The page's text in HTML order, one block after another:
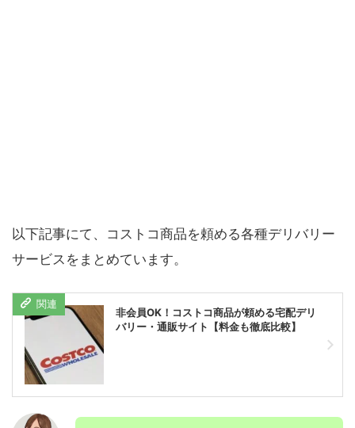
以下記事にて、コストコ商品を頼める各種デリバリー
サービスをまとめています。
非会員OK！コストコ商品が頼める宅配デリ
バリー・通販サイト【料金も徹底比較】